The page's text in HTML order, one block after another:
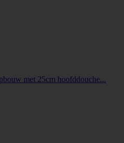
met 25cm hoofddouche...